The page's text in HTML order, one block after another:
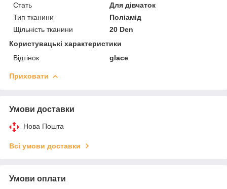
Стать
Для дівчаток
Тип тканини
Поліамід
Щільність тканини
20 Den
Користувацькі характеристики
Відтінок
glace
Приховати
Умови доставки
Нова Пошта
Всі умови доставки
Умови оплати